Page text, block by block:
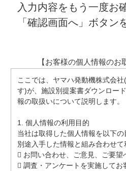
入力内容をもう一度お
「確認画面へ」ボタン
【お客様の個人情報のお
ここでは、ヤマハ発動機株式会
す)が、施設別提案書ダウンロー
報の取扱いについて説明します。
1. 個人情報の利用目的
当社は取得した個人情報を以下の
別途入手した情報と組み合わせて
 お問い合わせ、ご意見、ご要望
 調査・アンケートを実施してお